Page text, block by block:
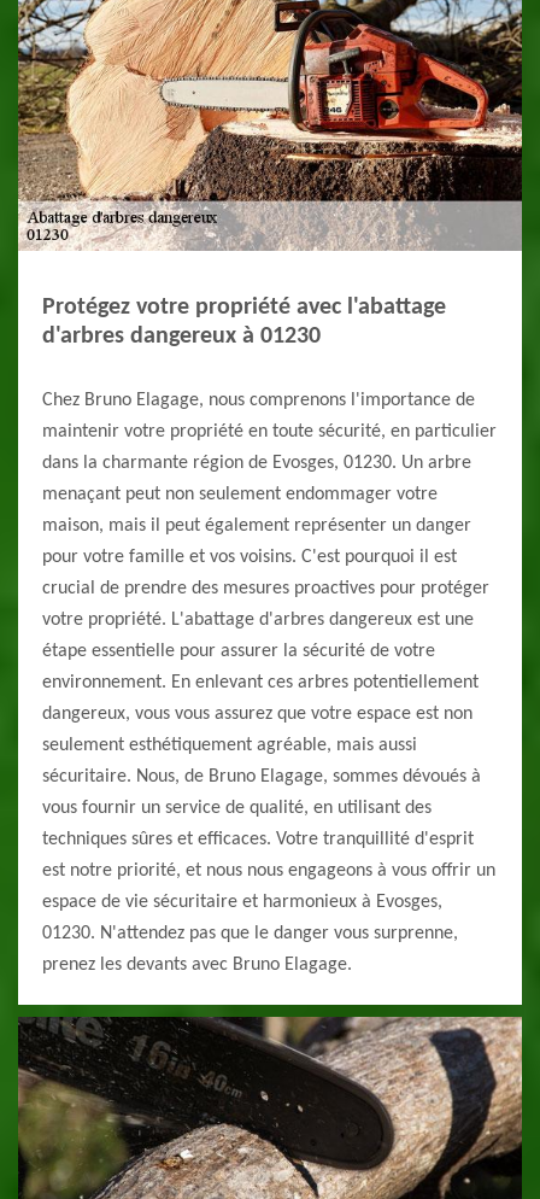
Protégez votre propriété avec l'abattage
d'arbres dangereux à 01230
Chez Bruno Elagage, nous comprenons l'importance de
maintenir votre propriété en toute sécurité, en particulier
dans la charmante région de Evosges, 01230. Un arbre
menaçant peut non seulement endommager votre
maison, mais il peut également représenter un danger
pour votre famille et vos voisins. C'est pourquoi il est
crucial de prendre des mesures proactives pour protéger
votre propriété. L'abattage d'arbres dangereux est une
étape essentielle pour assurer la sécurité de votre
environnement. En enlevant ces arbres potentiellement
dangereux, vous vous assurez que votre espace est non
seulement esthétiquement agréable, mais aussi
sécuritaire. Nous, de Bruno Elagage, sommes dévoués à
vous fournir un service de qualité, en utilisant des
techniques sûres et efficaces. Votre tranquillité d'esprit
est notre priorité, et nous nous engageons à vous offrir un
espace de vie sécuritaire et harmonieux à Evosges,
01230. N'attendez pas que le danger vous surprenne,
prenez les devants avec Bruno Elagage.